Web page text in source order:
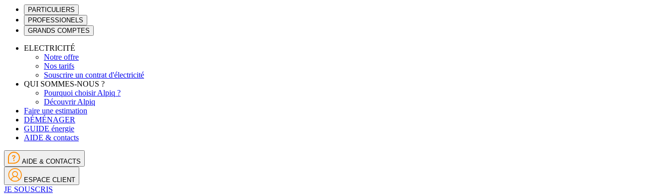
PARTICULIERS
PROFESSIONELS
GRANDS COMPTES
ELECTRICITÉ
Notre offre
Nos tarifs
Souscrire un contrat d'électricité
QUI SOMMES-NOUS ?
Pourquoi choisir Alpiq ?
Découvrir Alpiq
Faire une estimation
DÉMÉNAGER
GUIDE énergie
AIDE & contacts
AIDE & CONTACTS
ESPACE CLIENT
JE SOUSCRIS